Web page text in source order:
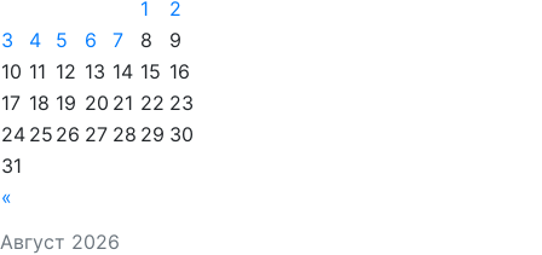
Август 2026
«
1
2
3
4 5 6 7 8
9
10 11 12 13 14 15 16
17 18 19 20 21 22 23
24 25 26 27 28 29 30
31